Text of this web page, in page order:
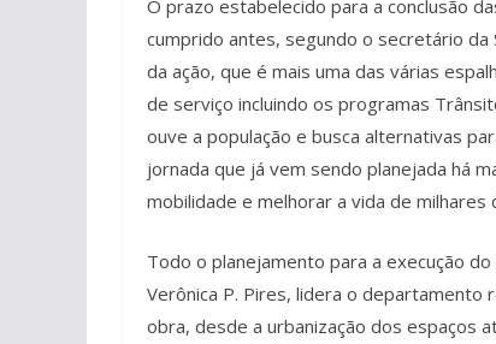
O prazo estabelecido para a conclusão
cumprido antes, segundo o secretário da
da ação, que é mais uma das várias
de serviço incluindo os programas
ouve a população e busca alternativas
jornada que já vem sendo planejada há
mobilidade e melhorar a vida de milhares
Todo o planejamento para a execução
Verônica P. Pires, lidera o
obra, desde a urbanização dos espaços